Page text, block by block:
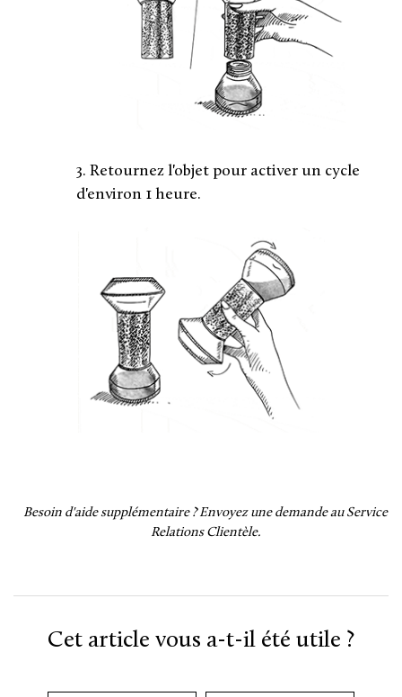
3. Retournez l'objet pour activer un cycle
d'environ 1 heure.
Besoin d'aide supplémentaire ?Envoyez une demande au Service
Relations Clientèle.
Cet article vous a-t-il été utile ?